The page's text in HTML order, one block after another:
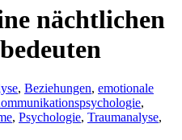
nächtlichen
, Beziehungen, emotionale
,
, Psychologie, Traumanalyse,